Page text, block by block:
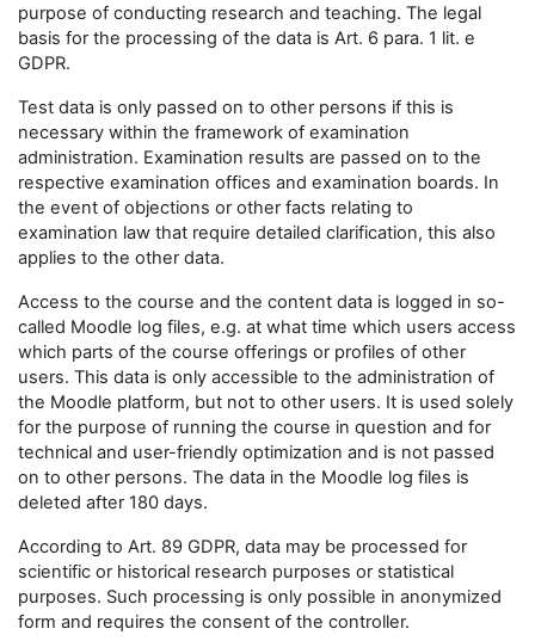
purpose of conducting research and teaching. The legal
basis for the processing of the data is Art. 6 para. 1 lit. e
GDPR.
Test data is only passed on to other persons if this is
necessary within the framework of examination
administration. Examination results are passed on to the
respective examination offices and examination boards. In
the event of objections or other facts relating to
examination law that require detailed clarification, this also
applies to the other data.
Access to the course and the content data is logged in so-
called Moodle log files, e.g. at what time which users access
which parts of the course offerings or profiles of other
users. This data is only accessible to the administration of
the Moodle platform, but not to other users. It is used solely
for the purpose of running the course in question and for
technical and user-friendly optimization and is not passed
on to other persons. The data in the Moodle log files is
deleted after 180 days.
According to Art. 89 GDPR, data may be processed for
scientific or historical research purposes or statistical
purposes. Such processing is only possible in anonymized
form and requires the consent of the controller.